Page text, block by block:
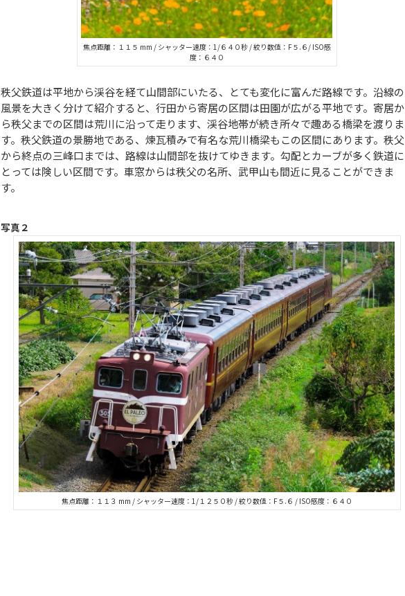
焦点距離：１１５ mm / シャッター速度：1/６４０秒 / 絞り数値：F５.６/ ISO感
度：６４０
秩父鉄道は平地から渓谷を経て山間部にいたる、とても変化に富んだ路線です。沿線の
風景を大きく分けて紹介すると、行田から寄居の区間は田園が広がる平地です。寄居か
ら秩父までの区間は荒川に沿って走ります、渓谷地帯が続き所々で趣ある橋梁を渡りま
す。秩父鉄道の景勝地である、煉瓦積みで有名な荒川橋梁もこの区間にあります。秩父
から終点の三峰口までは、路線は山間部を抜けてゆきます。勾配とカーブが多く鉄道に
とっては険しい区間です。車窓からは秩父の名所、武甲山も間近に見ることができま
す。
写真２
焦点距離：１１３ mm / シャッター速度：1/１２５０秒 / 絞り数値：F５.６ / ISO感度：６４０